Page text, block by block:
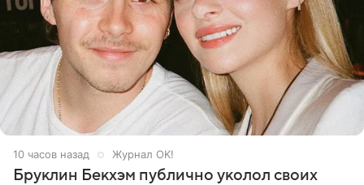
10 часов назад Журнал OK!
Бруклин Бекхэм публично уколол своих